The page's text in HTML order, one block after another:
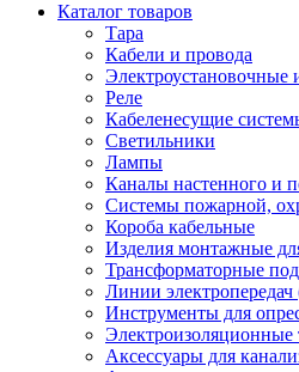
Каталог товаров
Тара
Кабели и провода
Электроустановочные
Реле
Кабеленесущие
Светильники
Лампы
Каналы настенного и
Системы пожарной,
Короба кабельные
Изделия монтажные
Трансформаторные
Линии
Инструменты для
Аксессуары для